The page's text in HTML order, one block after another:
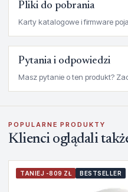
Pliki do pobrania
Karty katalogowe i firmware
Pytania i odpowiedzi
Masz pytanie o ten produkt?
POPULARNE PRODUKTY
Klienci oglądali
TANIEJ -809 ZŁ BESTSELLER